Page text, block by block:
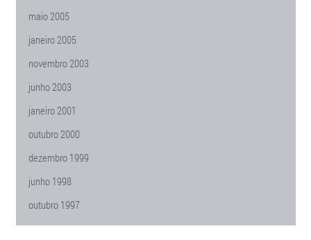
maio 2005
janeiro 2005
novembro 2003
junho 2003
janeiro 2001
outubro 2000
dezembro 1999
junho 1998
outubro 1997